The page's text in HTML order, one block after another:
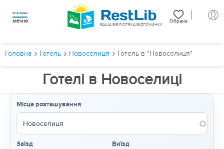
меню Обране
ВАША БІБЛІОТЕКА ВІДПОЧИНКУ
Головна Готель Новоселиця Готель в "Новоселиця"
Готелі в Новоселиці
Місце розташування
Заїзд Виїзд